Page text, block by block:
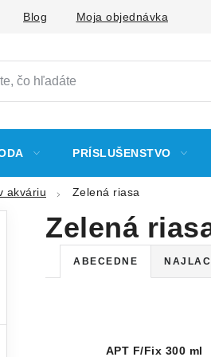
Blog Moja objednávka
PRÍSLUŠENSTVO
akváriu Zelená riasa
Zelená
R
ABECEDNE
APT F/Fix 300 ml